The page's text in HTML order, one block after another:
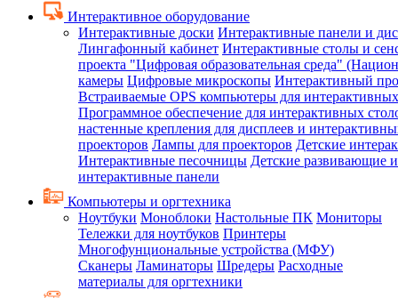
Интерактивное оборудование
Интерактивные доски Интерактивные панели и
Лингафонный кабинет Интерактивные столы и
проекта "Цифровая образовательная среда"
камеры Цифровые микроскопы Интерактивный
Встраиваемые OPS компьютеры для
Программное обеспечение для интерактивных
настенные крепления для дисплеев и
проекторов Лампы для проекторов Детские
Интерактивные песочницы Детские развивающие
интерактивные панели
Компьютеры и оргтехника
Ноутбуки Моноблоки Настольные ПК Мониторы
Тележки для ноутбуков Принтеры
Многофунциональные устройства (МФУ)
Сканеры Ламинаторы Шредеры Расходные
материалы для оргтехники